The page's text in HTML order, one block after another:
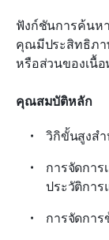
ฟังก์ชันการค้นห
คุณมีประสิทธิภา
หรือส่วนของเนื้อ
คุณสมบัติหลัก
วิกิขั้นสูงส
การจัดกา
ประวัติกา
การจัดกา